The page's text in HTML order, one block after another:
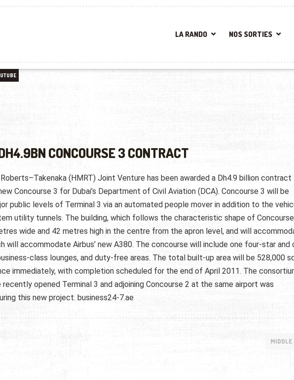
LA RANDO NOS SORTIES
CONCOURSE 3 CONTRACT
(HMRT) Joint Venture has been awarded a Dh4.9 billion
Concourse 3 for Dubai’s Department of Civil Aviation (DCA). Concourse 3 will be
public levels of Terminal 3 via an automated people mover in addition to the
utility tunnels. The building, which follows the characteristic shape of
wide and 42 metres high in the centre from the apron level, and will
will accommodate Airbus’ new A380. The concourse will include one four-star and
class lounges, and duty-free areas. The total built-up area will be 528,000
immediately, with completion scheduled for the end of April 2011. The
opened Terminal 3 and adjoining Concourse 2 at the same airport was
this new project. business24-7.ae